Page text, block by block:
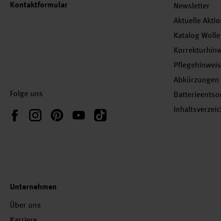
Kontaktformular
Folge uns
FacebookInstagramPinterestYouTubeTikTok
Newsletter
Aktuelle
Katalog
Abkürzungen
Unternehmen
Über uns